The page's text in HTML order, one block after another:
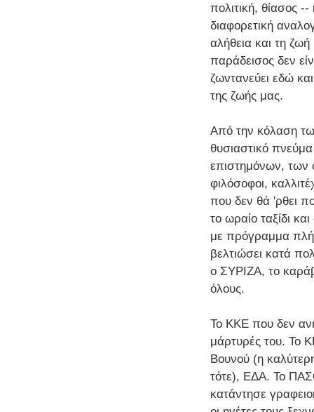
πολιτική, θίασος
διαφορετική
αλήθεια και τη
παράδεισος δεν
ζωντανεύει εδώ
της ζωής μας.
Από την κόλαση
θυσιαστικό
επιστημόνων, των
φιλόσοφοι,
που δεν θά 'ρθει
το ωραίο ταξίδι
με πρόγραμμα
βελτιώσει κατά
ο ΣΥΡΙΖΑ, το
όλους.
Το ΚΚΕ που δεν
μάρτυρές του. Το
Βουνού (η
τότε), ΕΔΑ. Το
κατάντησε